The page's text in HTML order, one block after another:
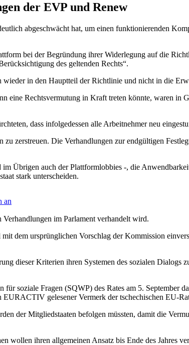
der EVP und Renew
abgeschwächt hat, um einen funktionierenden
bei der Begründung ihrer Widerlegung auf die
des geltenden Rechts“.
in den Hauptteil der Richtlinie und nicht in die
eine Rechtsvermutung in Kraft treten könnte, waren in
dass infolgedessen alle Arbeitnehmer neu
zerstreuen. Die Verhandlungen zur endgültigen
Übrigen auch der Plattformlobbies -, die
stark unterscheiden.
an
im Parlament verhandelt wird.
dem ursprünglichen Vorschlag der Kommission
dieser Kriterien ihren Systemen des sozialen
soziale Fragen (SQWP) des Rates am 5. September
gelesener Vermerk der tschechischen EU-
der Mitgliedstaaten befolgen müssten, damit die
wollen ihren allgemeinen Ansatz bis Ende des Jahres